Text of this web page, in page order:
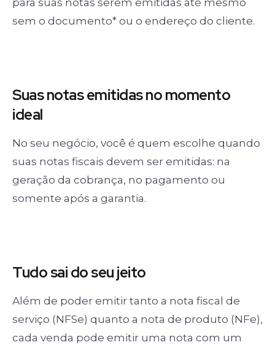
para suas notas serem emitidas até mesmo
sem o documento* ou o endereço do cliente.
Suas notasemitidas no momento
ideal
No seu negócio, você é quem escolhe quando
suas notas fiscais devem ser emitidas: na
geração da cobrança, no pagamento ou
somente após a garantia.
Tudo saido seu jeito
Além de poder emitir tanto a nota fiscal de
serviço (NFSe) quanto a nota de produto (NFe),
cada venda pode emitir uma nota com um